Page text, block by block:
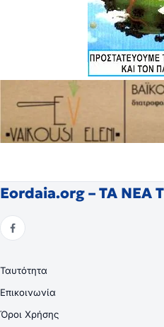
Eordaia.org – ΤΑ
Ταυτότητα
Επικοινωνία
Όροι Χρήσης